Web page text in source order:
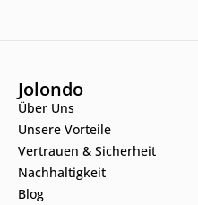
Jolondo
Über Uns
Unsere Vorteile
Vertrauen & Sicherheit
Nachhaltigkeit
Blog